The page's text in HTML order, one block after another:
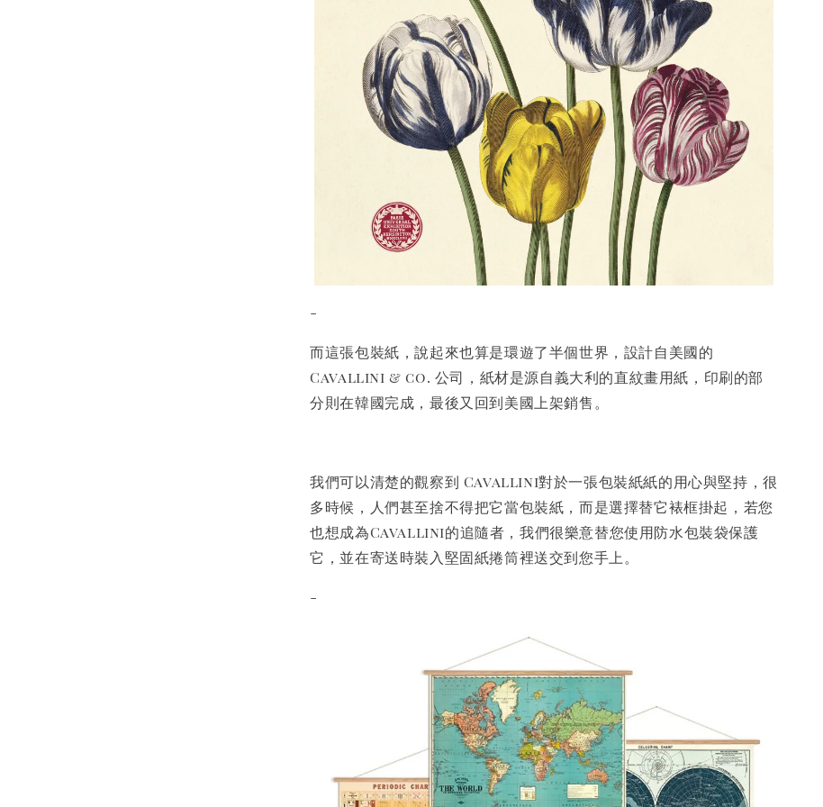
-
而這張包裝紙，說起來也算是環遊了半個世界，設計自美國的
Cavallini & co. 公司，紙材是源自義大利的直紋畫用紙，印刷的部
分則在韓國完成，最後又回到美國上架銷售。
我們可以清楚的觀察到 Cavallini對於一張包裝紙紙的用心與堅持，很
多時候，人們甚至捨不得把它當包裝紙，而是選擇替它裱框掛起，若您
也想成為Cavallini的追隨者，我們很樂意替您使用防水包裝袋保護
它，並在寄送時裝入堅固紙捲筒裡送交到您手上。
-